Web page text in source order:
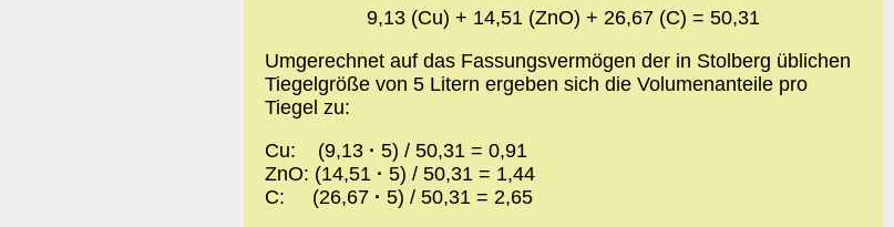
9,13 (Cu) + 14,51 (ZnO) + 26,67 (C) = 50,31
Umgerechnet auf das Fassungsvermögen der in Stolberg üblichen
Tiegelgröße von 5 Litern ergeben sich die Volumenanteile pro
Tiegel zu:
Cu: (9,13 · 5) / 50,31 = 0,91
ZnO: (14,51 · 5) / 50,31 = 1,44
C: (26,67 · 5) / 50,31 = 2,65